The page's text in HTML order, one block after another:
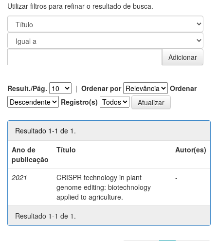
Utilizar filtros para refinar o resultado de busca.
Result./Pág. | Ordenar por
Ordenar
Registro(s)
Resultado 1-1 de 1.
Ano de
publicação
Título Autor(es)
2021
CRISPR technology in plant
genome editing: biotechnology
applied to agriculture.
-
Resultado 1-1 de 1.